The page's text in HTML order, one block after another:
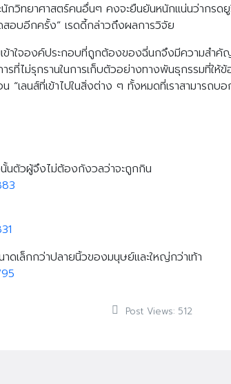
นักวิทยาศาสตร์คนอื่นๆ คงจะยืนยันหนักแน่นว่ากร
สอบอีกครั้ง” เรดดี้กล่าวถึงผลการวิจัย
ข้าใจองค์ประกอบที่ถูกต้องของฉี่นกจึงมีความส
ไม่รุกรานในการเก็บตัวอย่างทางพันธุกรรมที่ให้
“เลนส์ที่เข้าไปในสิ่งต่าง ๆ ทั้งหมดที่เราสามารถบ
นตัวผู้จึงไม่ต้องกังวลว่าจะถูกกิน
เล็กกว่าปลายนิ้วของมนุษย์และใหญ่กว่าเท้า
Post Views: 512